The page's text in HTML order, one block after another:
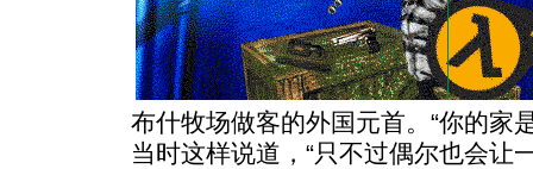
布什牧场做客的外国元首。“你的家
当时这样说道，“只不过偶尔也会让